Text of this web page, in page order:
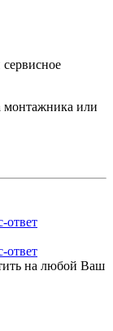
монтажника или
ответ
ответ
на любой Ваш